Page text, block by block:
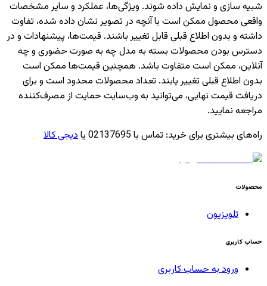
شبیه سازی و نمایش داده شوند. ویژگی‌ها، عملکرد و سایر مشخصات
واقعی محصول ممکن است با آنچه در تصویر نشان داده شده، تفاوت
داشته و بدون اطلاع قبلی قابل تغییر باشند. قیمت‌ها، پیشنهادات و در
دسترس بودن محصولات بسته به مدل چه به صورت حضوری و چه
آنلاین، ممکن است متفاوت باشد. همچنین قیمت‌ها ممکن است
بدون اطلاع قبلی تغییر یابند. تعداد محصولات محدود است و برای
دریافت قیمت نهایی، می‌توانید به وب‌سایت حمایت از مصرف‌کننده
مراجعه نمایید.
راه‌های بیشتری برای خرید: تماس با 02137695 یا دیجی کالا
محصولات
تلویزیون
حساب کاربری
ورود به حساب کاربری